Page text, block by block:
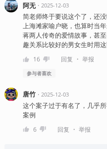
阿无・ 2025-12-03
简老师终于要说这个了，还
上海滩家喻户晓，也算时当
蒋两人传奇的爱情故事，甚
趣关系比较好的男女生时用
16 回复 ・ 举报
参与者喜欢
唐竹・ 2025-12-03
这个案子过于有名了，几乎
案例
6 回复 ・ 举报